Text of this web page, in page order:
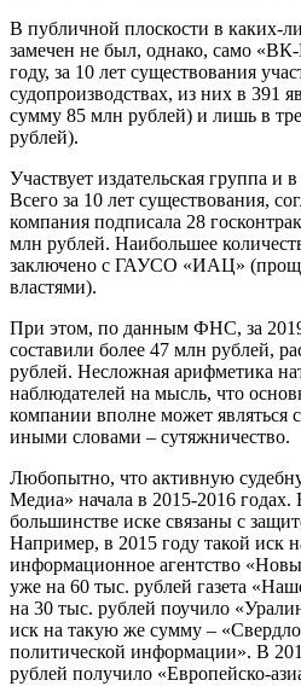
В публичной плоскости в каких-
замечен не был, однако, само
году, за 10 лет существования
судопроизводствах, из них в 391
сумму 85 млн рублей) и лишь в
рублей).
Участвует издательская группа и
Всего за 10 лет существования,
компания подписала 28
млн рублей. Наибольшее
заключено с ГАУСО «ИАЦ»
властями).
При этом, по данным ФНС, за
составили более 47 млн рублей,
рублей. Несложная арифметика
наблюдателей на мысль, что
компании вполне может являться
иными словами – сутяжничество.
Любопытно, что активную
Медиа» начала в 2015-2016
большинстве иске связаны с
Например, в 2015 году такой иск
информационное агентство
уже на 60 тыс. рублей газета
на 30 тыс. рублей поучило
иск на такую же сумму –
политической информации». В
рублей получило «Европейско-